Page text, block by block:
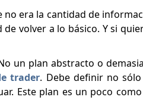
era la cantidad de
volver a lo básico. Y si
un plan abstracto o
trader. Debe definir no
Este plan es un poco